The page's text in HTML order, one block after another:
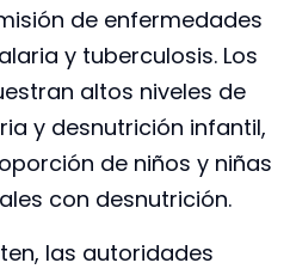
de enfermedades
y tuberculosis. Los
altos niveles de
y desnutrición infantil,
de niños y niñas
con desnutrición.
las autoridades